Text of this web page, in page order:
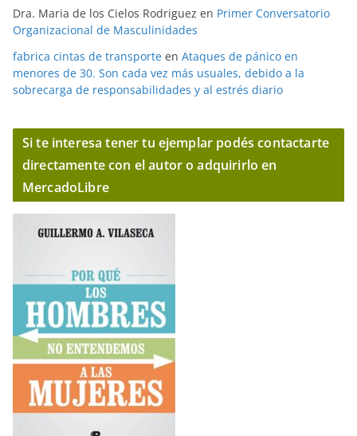
Dra. Maria de los Cielos Rodriguez en Primer Conversatorio
Organizacional de Masculinidades
fabrica cintas de transporte en Ataques de pánico en
menores de 30. Son cada vez más usuales, debido a la
sobrecarga de responsabilidades y al estrés diario
Si te interesa tener tu ejemplar podés contactarte
directamente con el autor o adquirirlo en
MercadoLibre